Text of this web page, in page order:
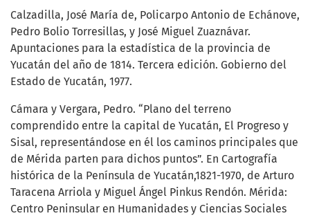
Calzadilla, José María de, Policarpo Antonio de Echánove,
Pedro Bolio Torresillas, y José Miguel Zuaznávar.
Apuntaciones para la estadística de la provincia de
Yucatán del año de 1814. Tercera edición. Gobierno del
Estado de Yucatán, 1977.
Cámara y Vergara, Pedro. “Plano del terreno
comprendido entre la capital de Yucatán, El Progreso y
Sisal, representándose en él los caminos principales que
de Mérida parten para dichos puntos”. En Cartografía
histórica de la Península de Yucatán,1821-1970, de Arturo
Taracena Arriola y Miguel Ángel Pinkus Rendón. Mérida:
Centro Peninsular en Humanidades y Ciencias Sociales